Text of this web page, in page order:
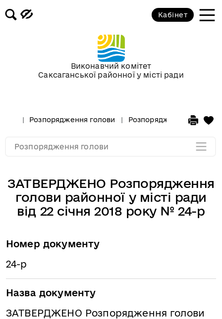
Виконавчий комітет
Саксаганської районної у місті ради
Кабінет
Розпорядження голови Розпорядження голови
ЗАТВЕРДЖЕНО Розпорядження
голови районної у місті ради
від 22 січня 2018 року № 24-р
Номер документу
24-р
Назва документу
ЗАТВЕРДЖЕНО Розпорядження голови
Розпорядження голови
Розпорядження голови за
Розпорядження голови за 2017 рік